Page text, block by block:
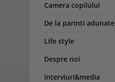
Camera copilului
De la parinti adunate
Life style
Despre noi
Interviuri&media